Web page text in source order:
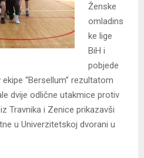
Ženske
omladins
ke lige
BiH i
pobjede
“Bersellum” rezultatom
dvije odlične utakmice protiv
Travnika i Zenice prikazavši
u Univerzitetskoj dvorani u